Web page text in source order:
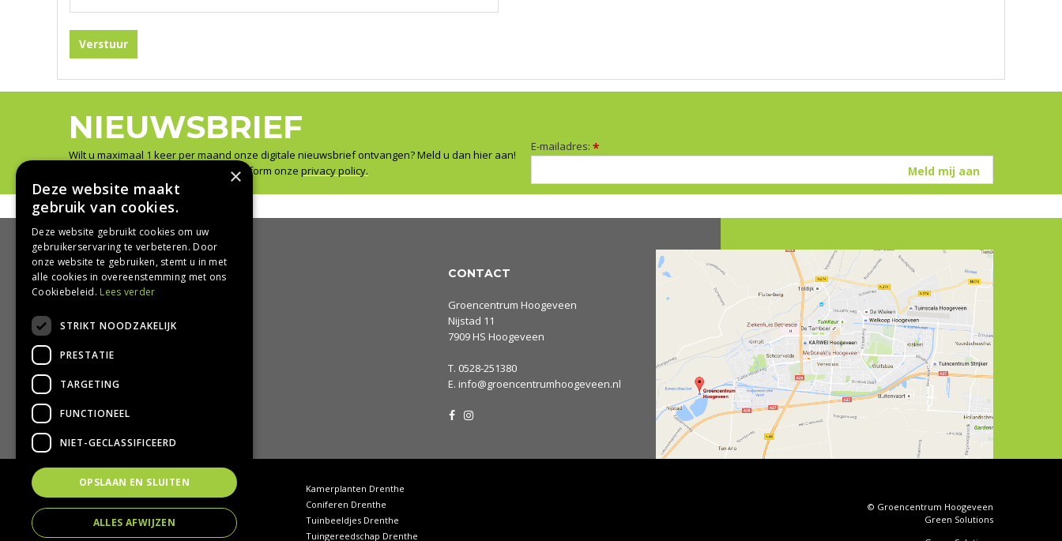
NIEUWSBRIEF
Wilt u maximaal 1 keer per maand onze digitale nieuwsbrief ontvangen? Meld u dan hier aan!
Wij slaan uw gegevens secuur op conform onze privacy policy.
E-mailadres: *
HANDIG
Bezorgen en afhalen
Algemene voorwaarden
Privacy statement
CONTACT
Groencentrum Hoogeveen
Nijstad 11
7909 HS Hoogeveen
T. 0528-251380
E. info@groencentrumhoogeveen.nl
Tuincentrum Hoogeveen
Tuinhout Drenthe
Waterornamenten tuin
Kamerplanten Drenthe
Coniferen Drenthe
Tuinbeeldjes Drenthe
Tuingereedschap Drenthe
© Groencentrum Hoogeveen
Green Solutions
×
Deze website maakt
gebruik van cookies.
Deze website gebruikt cookies om uw
gebruikerservaring te verbeteren. Door
onze website te gebruiken, stemt u in met
alle cookies in overeenstemming met ons
Cookiebeleid. Lees verder
STRIKT NOODZAKELIJK
PRESTATIE
TARGETING
FUNCTIONEEL
NIET-GECLASSIFICEERD
OPSLAAN EN SLUITEN
ALLES AFWIJZEN